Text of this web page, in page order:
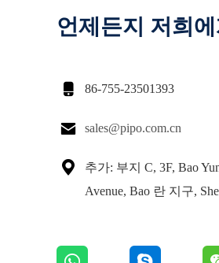
언제든지 저희
 86-755-23501393
 sales@pipo.com.cn

추가: 부지 C, 3F, Bao
Avenue, Bao 란 지구,